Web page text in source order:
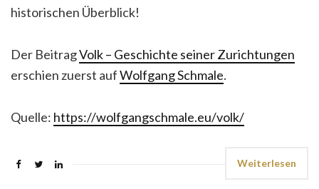
historischen Überblick!
Der BeitragVolk – Geschichte seiner Zurichtungen
erschien zuerst aufWolfgang Schmale.
Quelle: https://wolfgangschmale.eu/volk/
Weiterlesen